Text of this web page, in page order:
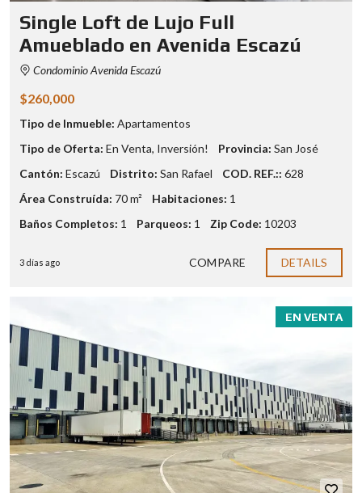
Single Loft de Lujo Full
Amueblado en Avenida Escazú
Condominio Avenida Escazú
$260,000
Tipo de Inmueble: Apartamentos
Tipo de Oferta: En Venta, Inversión! Provincia: San José
Cantón: Escazú Distrito: San Rafael COD. REF.:: 628
Área Construída: 70 m² Habitaciones: 1
Baños Completos: 1 Parqueos: 1 Zip Code: 10203
3 días ago COMPARE DETAILS
EN VENTA